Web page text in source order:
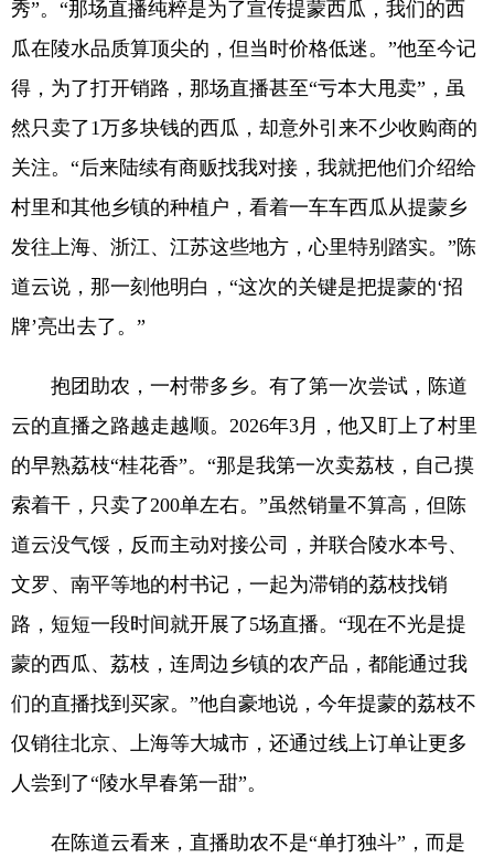
秀”。“那场直播纯粹是为了宣传提蒙西瓜，我们的西
瓜在陵水品质算顶尖的，但当时价格低迷。”他至今记
得，为了打开销路，那场直播甚至“亏本大甩卖”，虽
然只卖了1万多块钱的西瓜，却意外引来不少收购商的
关注。“后来陆续有商贩找我对接，我就把他们介绍给
村里和其他乡镇的种植户，看着一车车西瓜从提蒙乡
发往上海、浙江、江苏这些地方，心里特别踏实。”陈
道云说，那一刻他明白，“这次的关键是把提蒙的‘招
牌’亮出去了。”
抱团助农，一村带多乡。有了第一次尝试，陈道
云的直播之路越走越顺。2026年3月，他又盯上了村里
的早熟荔枝“桂花香”。“那是我第一次卖荔枝，自己摸
索着干，只卖了200单左右。”虽然销量不算高，但陈
道云没气馁，反而主动对接公司，并联合陵水本号、
文罗、南平等地的村书记，一起为滞销的荔枝找销
路，短短一段时间就开展了5场直播。“现在不光是提
蒙的西瓜、荔枝，连周边乡镇的农产品，都能通过我
们的直播找到买家。”他自豪地说，今年提蒙的荔枝不
仅销往北京、上海等大城市，还通过线上订单让更多
人尝到了“陵水早春第一甜”。
在陈道云看来，直播助农不是“单打独斗”，而是